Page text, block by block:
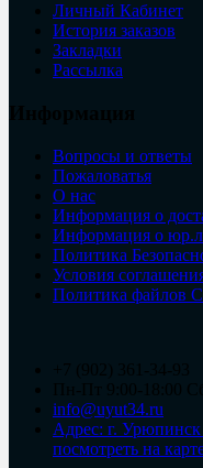
Личный Кабинет
История заказов
Закладки
Рассылка
Вопросы и ответы
Пожаловатья
О нас
Информация о
Информация о
Политика
Условия
Политика файлов
info@uyut34.ru
Адрес: г.
посмотреть на